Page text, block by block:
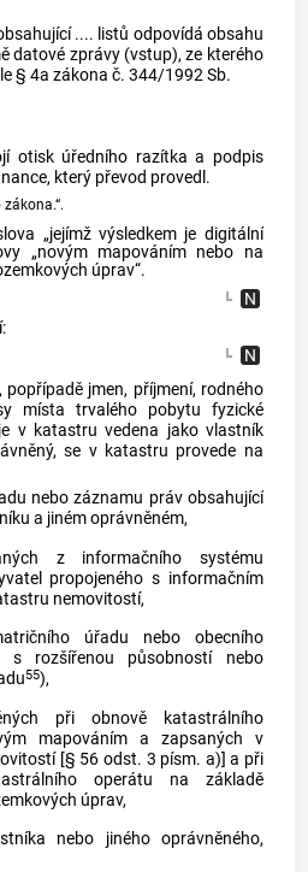
.... listů odpovídá obsahu
datové zprávy (vstup), ze kterého
§ 4a zákona č. 344/1992 Sb.
otisk úředního razítka a podpis
který převod provedl.
„jejímž výsledkem je digitální
„novým mapováním nebo na
úprav“.
popřípadě jmen, příjmení, rodného
místa trvalého pobytu fyzické
v katastru vedena jako vlastník
se v katastru provede na
nebo záznamu práv obsahující
a jiném oprávněném,
z informačního systému
propojeného s informačním
nemovitostí,
úřadu nebo obecního
s rozšířenou působností nebo
55),
při obnově katastrálního
mapováním a zapsaných v
[§ 56 odst. 3 písm. a)] a při
operátu na základě
úprav,
nebo jiného oprávněného,